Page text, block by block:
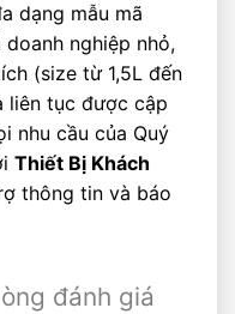
dạng mẫu mã
nghiệp nhỏ,
(size từ 1,5L đến
liên tục được cập
nhu cầu của Quý
Thiết Bị Khách
thông tin và báo
đánh giá